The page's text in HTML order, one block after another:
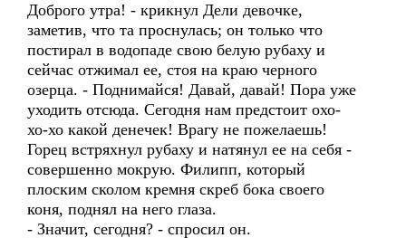
Доброго утра! - крикнул Дели девочке,
заметив, что та проснулась; он только что
постирал в водопаде свою белую рубаху и
сейчас отжимал ее, стоя на краю черного
озерца. - Поднимайся! Давай, давай! Пора уже
уходить отсюда. Сегодня нам предстоит охо-
хо-хо какой денечек! Врагу не пожелаешь!
Горец встряхнул рубаху и натянул ее на себя -
совершенно мокрую. Филипп, который
плоским сколом кремня скреб бока своего
коня, поднял на него глаза.
- Значит, сегодня? - спросил он.